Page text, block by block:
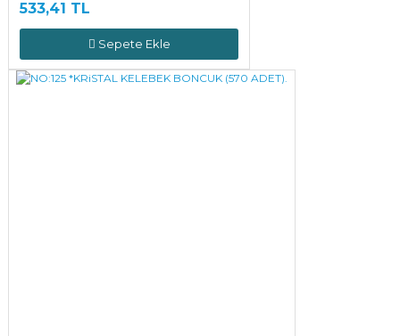
533,41 TL
Sepete Ekle